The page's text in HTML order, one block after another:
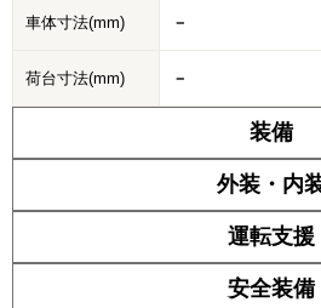
車体寸法(mm) －
荷台寸法(mm) －
装備
外装・内
運転支援
安全装備